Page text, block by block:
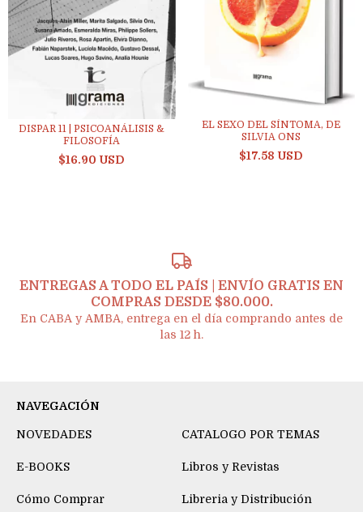
DISPAR 11 | PSICOANÁLISIS &
FILOSOFÍA
$16.90 USD
EL SEXO DEL SÍNTOMA, DE
SILVIA ONS
$17.58 USD
ENTREGAS A TODO EL PAÍS | ENVÍO GRATIS EN
COMPRAS DESDE $80.000.
En CABA y AMBA, entrega en el día comprando antes de
las 12 h.
NAVEGACIÓN
NOVEDADES CATALOGO POR TEMAS
E-BOOKS Libros y Revistas
Cómo Comprar Libreria y Distribución